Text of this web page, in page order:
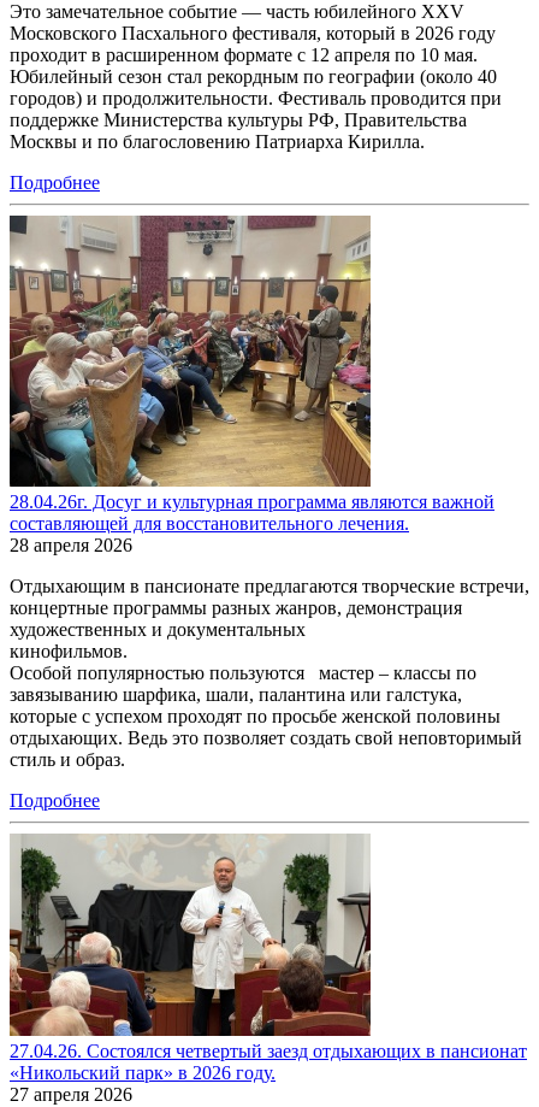
Это замечательное событие — часть юбилейного XXV
Московского Пасхального фестиваля, который в 2026 году
проходит в расширенном формате с 12 апреля по 10 мая.
Юбилейный сезон стал рекордным по географии (около 40
городов) и продолжительности. Фестиваль проводится при
поддержке Министерства культуры РФ, Правительства
Москвы и по благословению Патриарха Кирилла.
Подробнее
28.04.26г. Досуг и культурная программа являются важной
составляющей для восстановительного лечения.
28 апреля 2026
Отдыхающим в пансионате предлагаются творческие встречи,
концертные программы разных жанров, демонстрация
художественных и документальных
кинофильмов.
Особой популярностью пользуются мастер – классы по
завязыванию шарфика, шали, палантина или галстука,
которые с успехом проходят по просьбе женской половины
отдыхающих. Ведь это позволяет создать свой неповторимый
стиль и образ.
Подробнее
27.04.26. Состоялся четвертый заезд отдыхающих в пансионат
«Никольский парк» в 2026 году.
27 апреля 2026